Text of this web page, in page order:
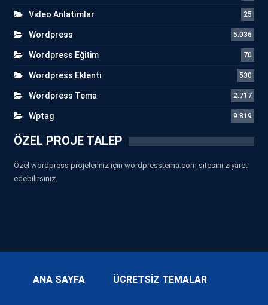
Video Anlatımlar 25
Wordpress 5.036
Wordpress Eğitim 70
Wordpress Eklenti 530
Wordpress Tema 2.717
Wptag 9.819
ÖZEL PROJE TALEP
Özel wordpress projeleriniz için wordpresstema.com sitesini ziyaret
edebilirsiniz.
ANA SAYFA ÜCRETSİZ TEMALAR